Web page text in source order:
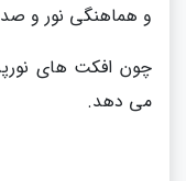
و هماهنگی نور و
چون افکت های
می دهد.